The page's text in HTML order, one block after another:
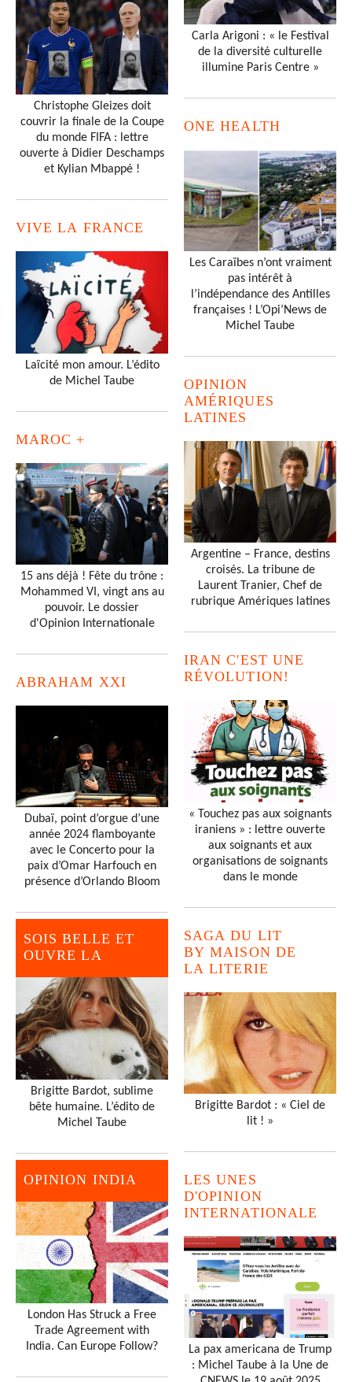
Christophe Gleizes doit
couvrir la finale de la Coupe
du monde FIFA : lettre
ouverte à Didier Deschamps
et Kylian Mbappé !
VIVE LA FRANCE
Laïcité mon amour. L’édito
de Michel Taube
MAROC +
15 ans déjà ! Fête du trône :
Mohammed VI, vingt ans au
pouvoir. Le dossier
d'Opinion Internationale
ABRAHAM XXI
Dubaï, point d’orgue d’une
année 2024 flamboyante
avec le Concerto pour la
paix d’Omar Harfouch en
présence d’Orlando Bloom
SOIS BELLE ET
OUVRE LA
Brigitte Bardot, sublime
bête humaine. L’édito de
Michel Taube
OPINION INDIA
London Has Struck a Free
Trade Agreement with
India. Can Europe Follow?
Carla Arigoni : « le Festival
de la diversité culturelle
illumine Paris Centre »
ONE HEALTH
Les Caraïbes n’ont vraiment
pas intérêt à
l’indépendance des Antilles
françaises ! L’Opi’News de
Michel Taube
OPINION
AMÉRIQUES
LATINES
Argentine – France, destins
croisés. La tribune de
Laurent Tranier, Chef de
rubrique Amériques latines
IRAN C'EST UNE
RÉVOLUTION!
« Touchez pas aux soignants
iraniens » : lettre ouverte
aux soignants et aux
organisations de soignants
dans le monde
SAGA DU LIT
BY MAISON DE
LA LITERIE
Brigitte Bardot : « Ciel de
lit ! »
LES UNES
D'OPINION
INTERNATIONALE
La pax americana de Trump
: Michel Taube à la Une de